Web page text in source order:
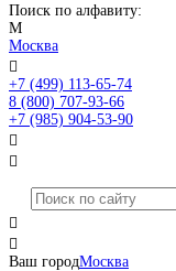
Поиск по алфавиту:
М
Москва

+7 (499) 113-65-74
8 (800) 707-93-66
+7 (985) 904-53-90




Ваш городМосква